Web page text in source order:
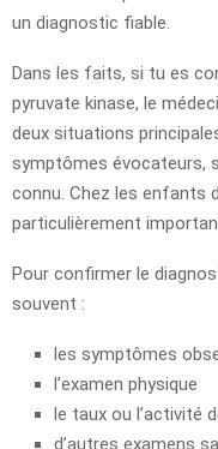
un diagnostic fiable.
Dans les faits, si tu es
pyruvate kinase, le
deux situations
symptômes évocateurs,
connu. Chez les enfants
particulièrement
Pour confirmer le
souvent :
les symptômes
l’examen physique
le taux ou l’activité
d’autres examens